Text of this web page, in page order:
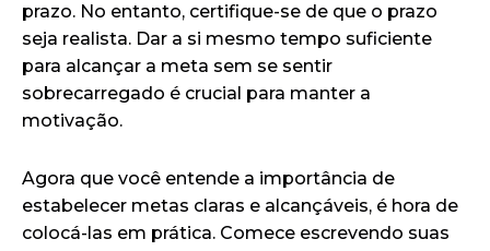
prazo. No entanto, certifique-se de que o prazo
seja realista. Dar a si mesmo tempo suficiente
para alcançar a meta sem se sentir
sobrecarregado é crucial para manter a
motivação.
Agora que você entende a importância de
estabelecer metas claras e alcançáveis, é hora de
colocá-las em prática. Comece escrevendo suas